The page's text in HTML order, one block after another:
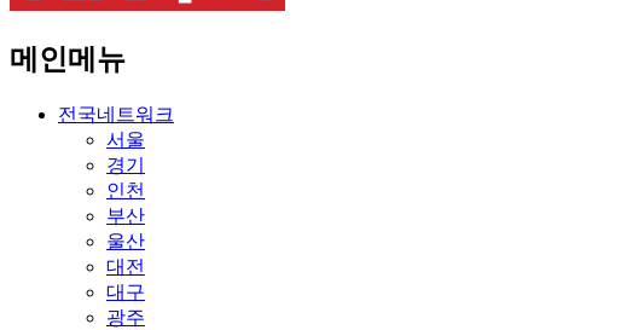
메인메뉴
전국네트워크
서울
경기
인천
부산
울산
대전
대구
광주